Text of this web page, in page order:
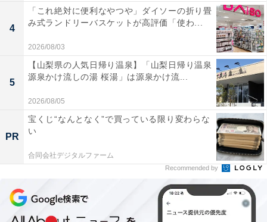
機内持ち込みサイズのスーツケースと同容量！
サイズは前述の通り約34×44×21cmですが、容量にする
と約38L。一般的な航空会社で、飛行機内に持ち込める
サイズのスーツケースは38～40Lほどなので、それと同
容量となります。
4
「これ絶対に便利なやつや」ダイソーの折り畳
み式ランドリーバスケットが高評価「使わ...
2026/08/03
5
【山梨県の人気日帰り温泉】「山梨日帰り温泉
源泉かけ流しの湯 桜湯」は源泉かけ流...
2026/08/05
PR
宝くじ“なんとなく”で買っている限り変わらな
い
合同会社デジタルファーム
Recommended by